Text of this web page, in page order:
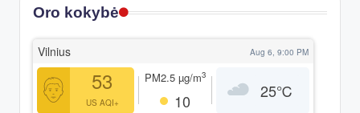
Oro kokybė
Vilnius Aug 6, 9:00 PM
53
US AQI+
PM2.5 µg/m3
10
25℃